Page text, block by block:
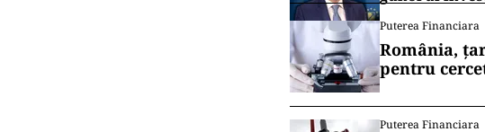
Vrei să fii mereu la
canalul de